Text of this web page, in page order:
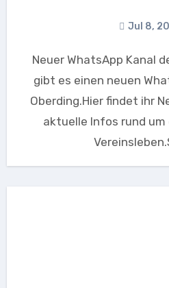
Jul 8,
Neuer WhatsApp Kanal des TCO! Seit kurzem
gibt es einen neuen
Oberding.Hier findet ihr
aktuelle Infos rund um